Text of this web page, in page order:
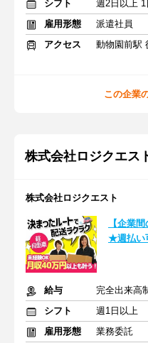
シフト
週2日以上
雇用形態
派遣社員
アクセス
動物園前駅
この企業
株式会社ロジクエス
株式会社ロジクエスト
【企業
★週払い
給与
シフト
週1日以上
雇用形態
業務委託